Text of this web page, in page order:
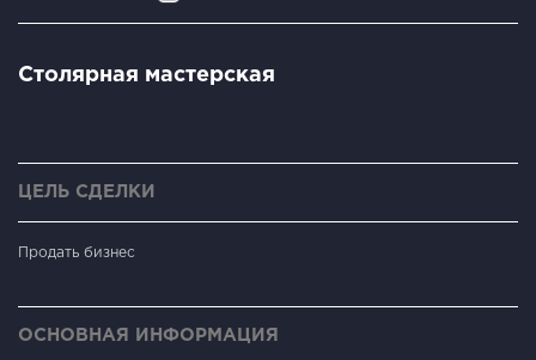
Столярная мастерская
ЦЕЛЬ СДЕЛКИ
Продать бизнес
ОСНОВНАЯ ИНФОРМАЦИЯ